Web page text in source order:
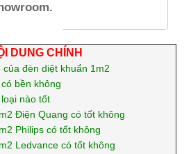
DUNG CHÍNH
đèn diệt khuẩn 1m2
bền không
nào tốt
Điện Quang có tốt không
Philips có tốt không
Ledvance có tốt không